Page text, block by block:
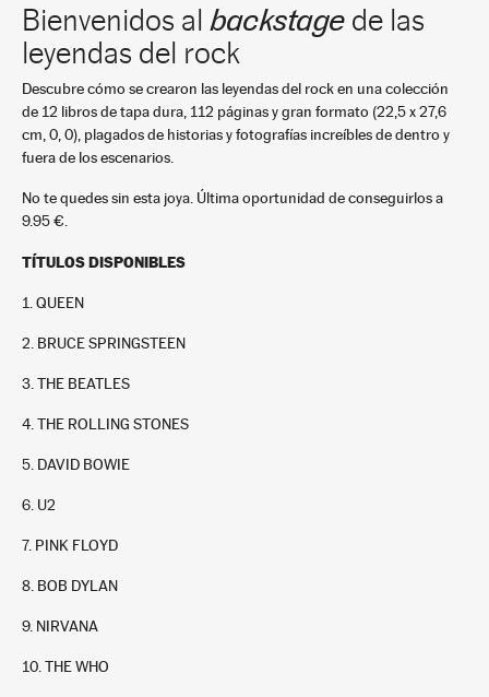
9,95 €
Bienvenidos al backstage de las
leyendas del rock
Descubre cómo se crearon las leyendas del rock en una colección
de 12 libros de tapa dura, 112 páginas y gran formato (22,5 x 27,6
cm, 0, 0), plagados de historias y fotografías increíbles de dentro y
fuera de los escenarios.
No te quedes sin esta joya. Última oportunidad de conseguirlos a
9.95 €.
TÍTULOS DISPONIBLES
1. QUEEN
2. BRUCE SPRINGSTEEN
3. THE BEATLES
4. THE ROLLING STONES
5. DAVID BOWIE
6. U2
7. PINK FLOYD
8. BOB DYLAN
9. NIRVANA
10. THE WHO